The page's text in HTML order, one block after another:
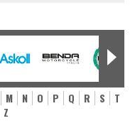
M N O P Q R S
T
Z